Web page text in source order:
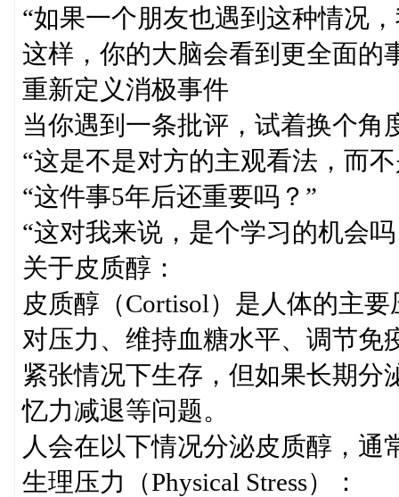
“如果一个朋友也遇到这种情况
这样，你的大脑会看到更全面的
重新定义消极事件
当你遇到一条批评，试着换个角
“这是不是对方的主观看法，而
“这件事5年后还重要吗？”
“这对我来说，是个学习的机会吗
关于皮质醇：
皮质醇（Cortisol）是人体的主
对压力、维持血糖水平、调节免
紧张情况下生存，但如果长期分
忆力减退等问题。
人会在以下情况分泌皮质醇，
生理压力（Physical Stress）：